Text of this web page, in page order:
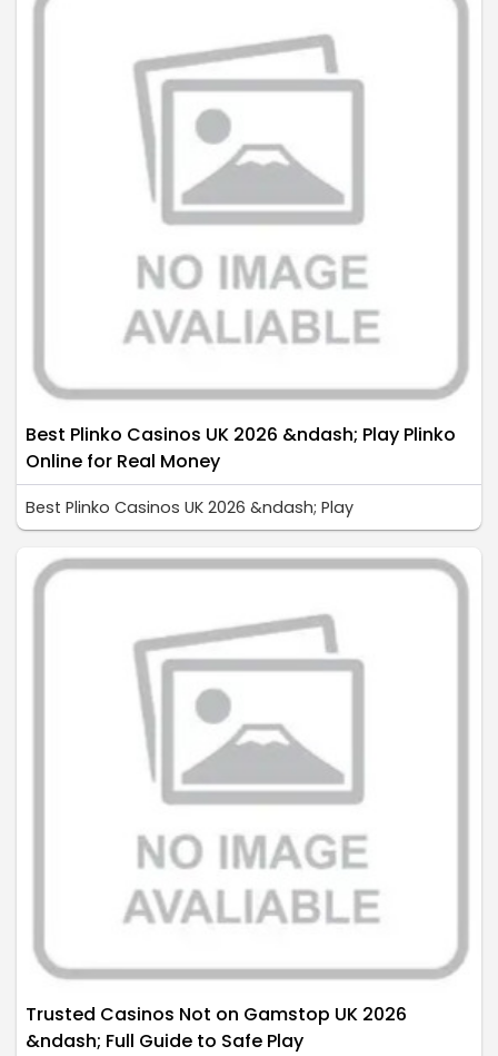
Best Plinko Casinos UK 2026 &ndash; Play Plinko
Online for Real Money
Best Plinko Casinos UK 2026 &ndash; Play
Trusted Casinos Not on Gamstop UK 2026
&ndash; Full Guide to Safe Play